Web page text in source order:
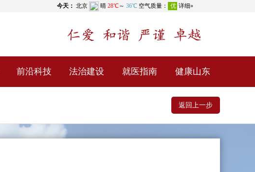
前沿科技 法治建设 就医指南 健康山东
返回上一步